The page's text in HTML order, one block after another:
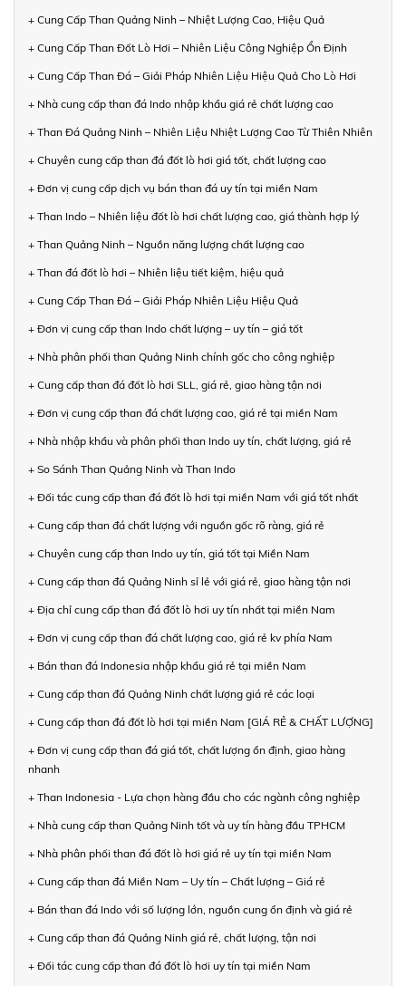
+ Cung Cấp Than Quảng Ninh – Nhiệt Lượng Cao, Hiệu Quả
+ Cung Cấp Than Đốt Lò Hơi – Nhiên Liệu Công Nghiệp Ổn Định
+ Cung Cấp Than Đá – Giải Pháp Nhiên Liệu Hiệu Quả Cho Lò Hơi
+ Nhà cung cấp than đá Indo nhập khẩu giá rẻ chất lượng cao
+ Than Đá Quảng Ninh – Nhiên Liệu Nhiệt Lượng Cao Từ Thiên Nhiên
+ Chuyên cung cấp than đá đốt lò hơi giá tốt, chất lượng cao
+ Đơn vị cung cấp dịch vụ bán than đá uy tín tại miền Nam
+ Than Indo – Nhiên liệu đốt lò hơi chất lượng cao, giá thành hợp lý
+ Than Quảng Ninh – Nguồn năng lượng chất lượng cao
+ Than đá đốt lò hơi – Nhiên liệu tiết kiệm, hiệu quả
+ Cung Cấp Than Đá – Giải Pháp Nhiên Liệu Hiệu Quả
+ Đơn vị cung cấp than Indo chất lượng – uy tín – giá tốt
+ Nhà phân phối than Quảng Ninh chính gốc cho công nghiệp
+ Cung cấp than đá đốt lò hơi SLL, giá rẻ, giao hàng tận nơi
+ Đơn vị cung cấp than đá chất lượng cao, giá rẻ tại miền Nam
+ Nhà nhập khẩu và phân phối than Indo uy tín, chất lượng, giá rẻ
+ So Sánh Than Quảng Ninh và Than Indo
+ Đối tác cung cấp than đá đốt lò hơi tại miền Nam với giá tốt nhất
+ Cung cấp than đá chất lượng với nguồn gốc rõ ràng, giá rẻ
+ Chuyên cung cấp than Indo uy tín, giá tốt tại Miền Nam
+ Cung cấp than đá Quảng Ninh sỉ lẻ với giá rẻ, giao hàng tận nơi
+ Địa chỉ cung cấp than đá đốt lò hơi uy tín nhất tại miền Nam
+ Đơn vị cung cấp than đá chất lượng cao, giá rẻ kv phía Nam
+ Bán than đá Indonesia nhập khẩu giá rẻ tại miền Nam
+ Cung cấp than đá Quảng Ninh chất lượng giá rẻ các loại
+ Cung cấp than đá đốt lò hơi tại miền Nam [GIÁ RẺ & CHẤT LƯỢNG]
+ Đơn vị cung cấp than đá giá tốt, chất lượng ổn định, giao hàng
nhanh
+ Than Indonesia - Lựa chọn hàng đầu cho các ngành công nghiệp
+ Nhà cung cấp than Quảng Ninh tốt và uy tín hàng đầu TPHCM
+ Nhà phân phối than đá đốt lò hơi giá rẻ uy tín tại miền Nam
+ Cung cấp than đá Miền Nam – Uy tín – Chất lượng – Giá rẻ
+ Bán than đá Indo với số lượng lớn, nguồn cung ổn định và giá rẻ
+ Cung cấp than đá Quảng Ninh giá rẻ, chất lượng, tận nơi
+ Đối tác cung cấp than đá đốt lò hơi uy tín tại miền Nam